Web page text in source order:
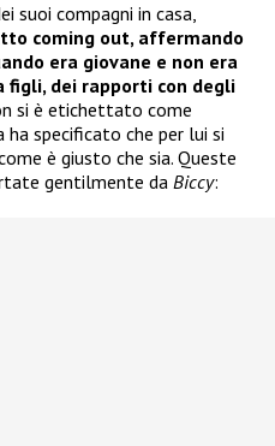
suoi compagni in casa,
coming out, affermando
era giovane e non era
figli, dei rapporti con degli
si è etichettato come
ha specificato che per lui si
è giusto che sia. Queste
gentilmente da Biccy: